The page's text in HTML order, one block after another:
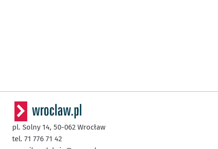
pl. Solny 14, 50-062 Wrocław
tel. 71 776 71 42